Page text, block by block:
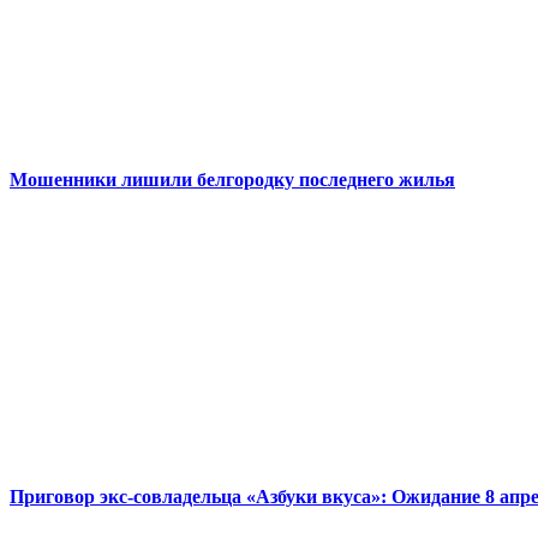
Мошенники лишили белгородку последнего жилья
Приговор экс-совладельца «Азбуки вкуса»: Ожидание 8